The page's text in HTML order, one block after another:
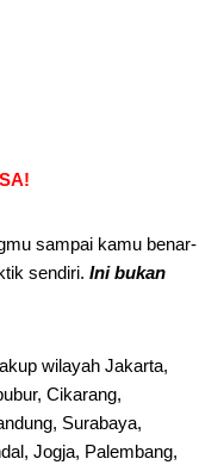
sampai kamu benar-
sendiri. Ini bukan
wilayah Jakarta,
Cikarang,
Surabaya,
Jogja, Palembang,